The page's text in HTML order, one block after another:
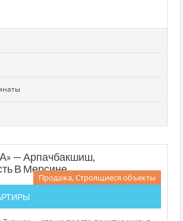
— Арпачбакшиш,
В Мерсине
Продажа, Строящиеся объекты